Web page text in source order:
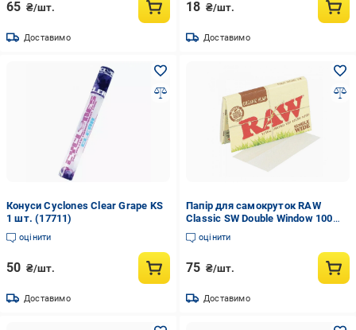
65 ₴/шт.
Доставимо
18 ₴/шт.
Доставимо
Конуси Cyclones Clear Grape KS
1 шт. (17711)
оцінити
50 ₴/шт.
Доставимо
Папір для самокруток RAW
Classic SW Double Window 100
шт. (22098)
оцінити
75 ₴/шт.
Доставимо